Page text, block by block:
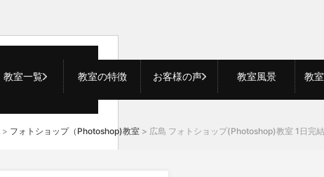
教室一覧
フォトショップ（Photoshop)教室
教室の特徴 お客様の声 教室風景 教
> フォトショップ（Photoshop)教室 > 広島 フォトショップ(Photoshop)教室 1日完